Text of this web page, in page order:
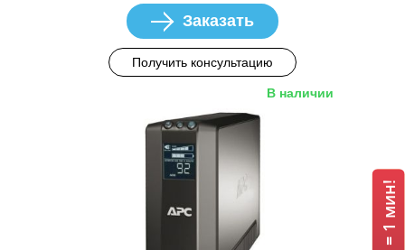
Заказать
Получить консультацию
В наличии